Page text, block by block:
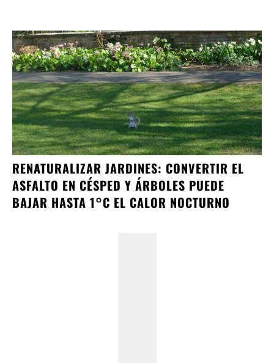
RENATURALIZAR JARDINES: CONVERTIR EL
ASFALTO EN CÉSPED Y ÁRBOLES PUEDE
BAJAR HASTA 1°C EL CALOR NOCTURNO